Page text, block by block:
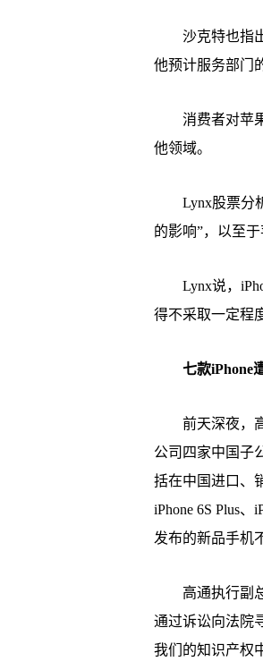
沙克特也指出
他预计服务部门
消费者对苹果
他领域。
Lynx股票分析
的影响”，以至
Lynx说，
得不采取一定程
七款iPhone
前天深夜，高
公司四家中国子
括在中国进口、
iPhone 6S Plus、
发布的新品手机
高通执行副总
通过诉讼向法院
我们的知识产权